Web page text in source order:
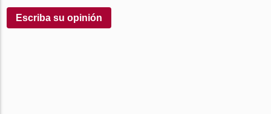
Escriba su opinión